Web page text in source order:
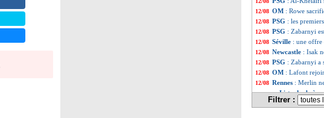
12/08 OM : Rowe
12/08 PSG : les
12/08 PSG : Zabarnyi
12/08 Séville : une offre
12/08 Newcastle : Isak
12/08 PSG : Zabarnyi a
12/08 OM : Lafont
12/08 Rennes : Merlin
... Liste des
Liste des
Filtrer :